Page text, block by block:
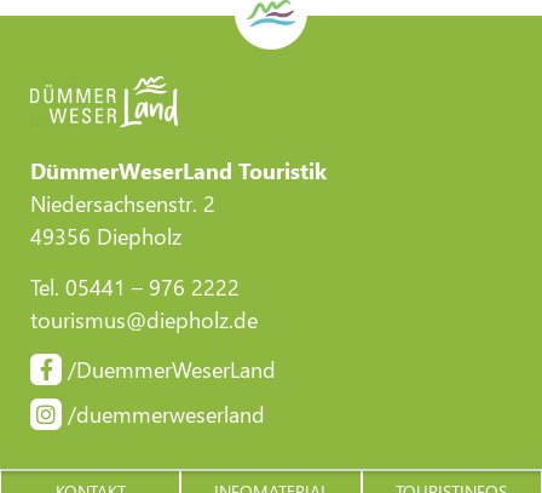
DümmerWeserLand Touristik
Niedersachsenstr. 2
49356 Diepholz
Tel. 05441 – 976 2222
tourismus@diepholz.de
/DuemmerWeserLand
/duemmerweserland